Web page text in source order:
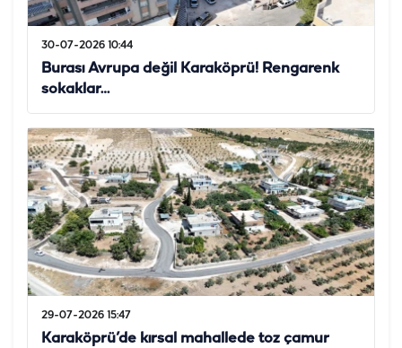
30-07-2026 10:44
Burası Avrupa değil Karaköprü! Rengarenk
sokaklar…
29-07-2026 15:47
Karaköprü’de kırsal mahallede toz çamur